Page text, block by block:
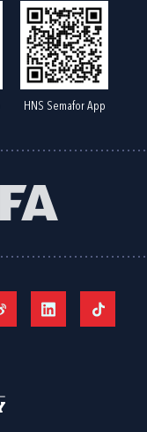
HNS Semafor App